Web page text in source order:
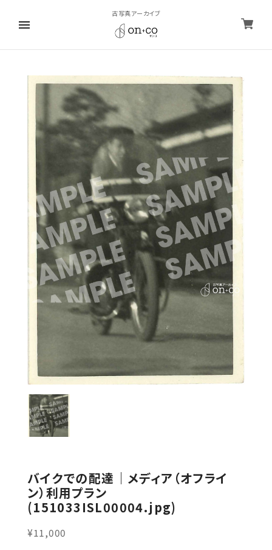
古写真アーカイブ
バイクでの配達｜メディア（オフライ
ン）利用プラン
(151033ISL00004.jpg)
¥11,000